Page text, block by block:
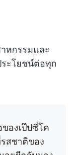
หกรรมและ
ะโยชน์ต่อทุก
องเป๊ปซี่โค
สชาติของ